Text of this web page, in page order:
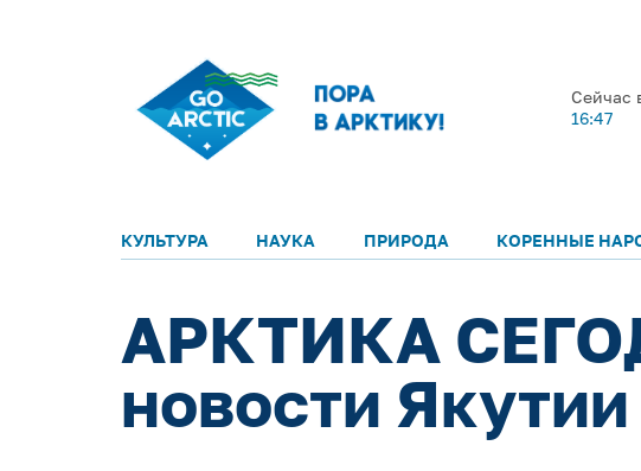
Сейчас
16:47
КУЛЬТУРА НАУКА ПРИРОДА КОРЕННЫЕ
АРКТИКА
новости Якутии